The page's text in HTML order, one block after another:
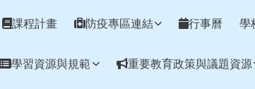
課程計畫 防疫專區連結 行事曆 學
學習資源與規範 重要教育政策與議題資源